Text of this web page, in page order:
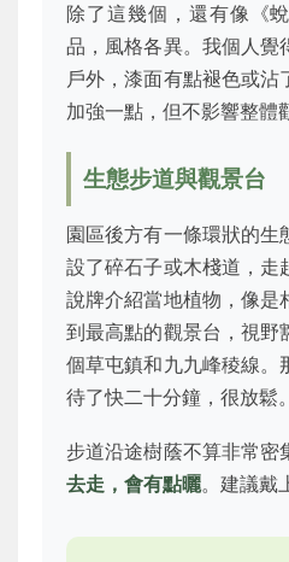
除了這幾個，還有像《
品，風格各異。我個人覺
戶外，漆面有點褪色或沾
加強一點，但不影響整體
生態步道與觀景台
園區後方有一條環狀的生
設了碎石子或木棧道，走
說牌介紹當地植物，像是
到最高點的觀景台，視野
個草屯鎮和九九峰稜線。
待了快二十分鐘，很放鬆。
步道沿途樹蔭不算非常密
去走，會有點曬。建議戴